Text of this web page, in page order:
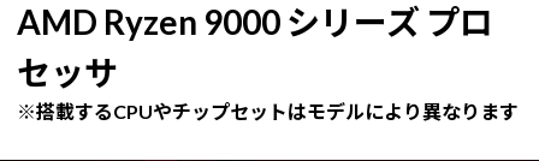
AMD Ryzen 9000 シリーズ プロ
セッサ
※搭載するCPUやチップセットはモデルにより異なります